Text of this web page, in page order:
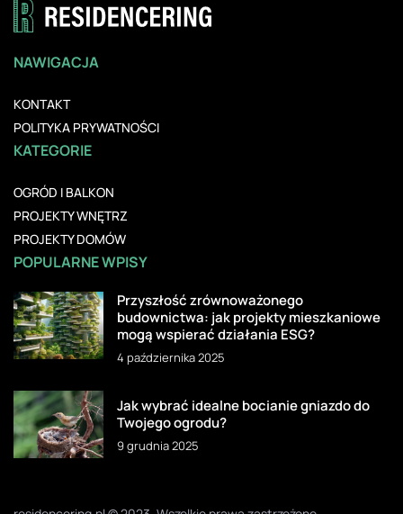
NAWIGACJA
KONTAKT
POLITYKA PRYWATNOŚCI
KATEGORIE
OGRÓD I BALKON
PROJEKTY WNĘTRZ
PROJEKTY DOMÓW
POPULARNE WPISY
Przyszłość zrównoważonego
budownictwa: jak projekty mieszkaniowe
mogą wspierać działania ESG?
4 października 2025
Jak wybrać idealne bocianie gniazdo do
Twojego ogrodu?
9 grudnia 2025